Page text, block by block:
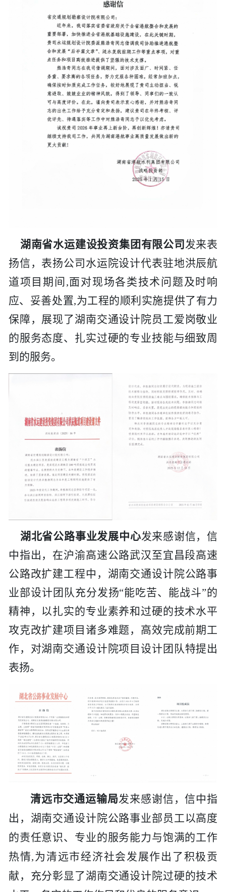
湖南省水运建设投资集团有限公司 发来表
扬信，表扬公司 水运院设计代表驻地洪辰航
道项目期间 ,面对现场各类技术问题及时响
应、妥善处置,为工程的顺利实施提供了有力
保障，展现了湖南交通设计院员工爱岗敬业
的服务态度、扎实过硬的专业技能与细致周
到的服务。
湖北省公路事业发展中心发来感谢信，信
中指出，在沪渝高速公路武汉至宜昌段高速
公路改扩建工程中， 湖南交通设计院公路事
业部设计团队充分发扬“能吃苦、能战斗”的
精神，以扎实的专业素养和过硬的技术水平
攻克改扩建项目诸多难题，高效完成前期工
作，对湖南交通设计院项目设计团队特提出
表扬。
清远市交通运输局发来感谢信，信中指
出， 湖南交通设计院公路事业部员工以高度
的责任意识、专业的服务能力与饱满的工作
热情,为清远市经济社会发展作出了积极贡
献，充分彰显了湖南交通设计院过硬的技术